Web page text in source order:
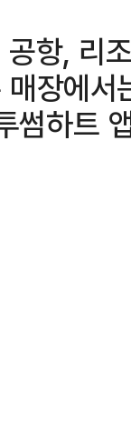
항, 리
장에
썸하트